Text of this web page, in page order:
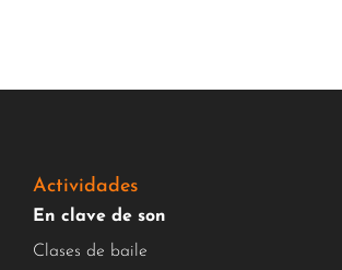
Actividades
En clave de son
Clases de baile